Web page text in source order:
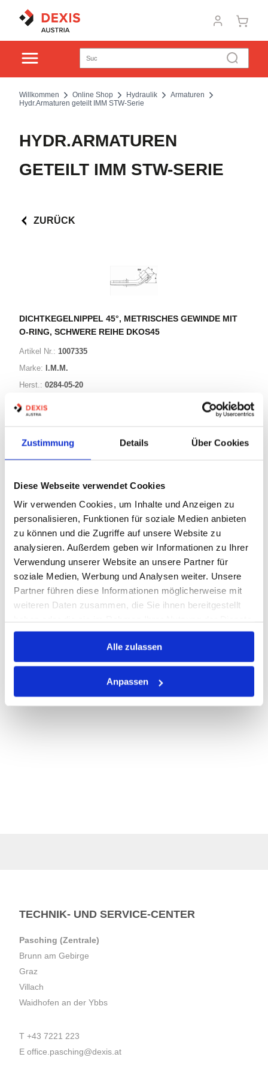
Zustimmung Details Über Cookies
Diese Webseite verwendet Cookies
Wir verwenden Cookies, um Inhalte und Anzeigen zu
personalisieren, Funktionen für soziale Medien anbieten
zu können und die Zugriffe auf unsere Website zu
analysieren. Außerdem geben wir Informationen zu Ihrer
Verwendung unserer Website an unsere Partner für
soziale Medien, Werbung und Analysen weiter. Unsere
Partner führen diese Informationen möglicherweise mit
weiteren Daten zusammen, die Sie ihnen bereitgestellt
gesammelt haben.
Alle zulassen
Anpassen
Willkommen Online Shop Hydraulik
Armaturen
Hydr.Armaturen geteilt IMM STW-Serie
HYDR.ARMATUREN
GETEILT IMM STW-SERIE
ZURÜCK
DICHTKEGELNIPPEL 45°, METRISCHES GEWINDE MIT
O-RING, SCHWERE REIHE DKOS45
Artikel Nr.: 1007335
Marke: I.M.M.
Herst.: 0284-05-20
Bezeichnung:
17 Varianten
Auf Lager
Lager anzeigen
Print
PRODUKTBESCHREIBUNG
ALLE SPEZIFIKATIONEN
TECHNIK- UND SERVICE-CENTER
Pasching (Zentrale)
Brunn am Gebirge
Graz
Villach
Waidhofen an der Ybbs
T +43 7221 223
E office.pasching@dexis.at